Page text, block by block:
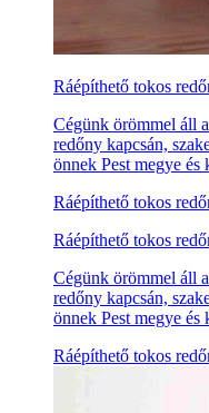
Ráépíthető tokos
Cégünk örömmel áll
redőny kapcsán,
önnek Pest megye és
Ráépíthető tokos
Ráépíthető tokos
Cégünk örömmel áll
redőny kapcsán,
önnek Pest megye és
Ráépíthető tokos